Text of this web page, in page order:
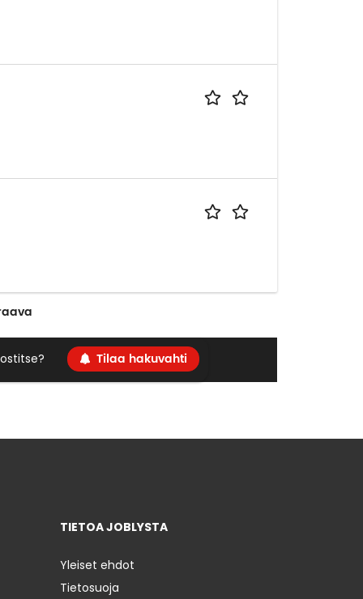
Tilaa hakuvahti
TIETOA JOBLYSTA
Yleiset ehdot
Tietosuoja